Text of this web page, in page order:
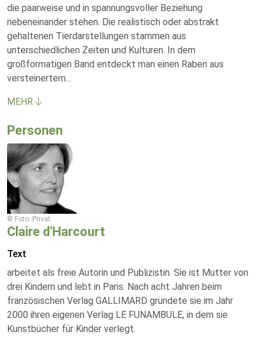
die paarweise und in spannungsvoller Beziehung
nebeneinander stehen. Die realistisch oder abstrakt
gehaltenen Tierdarstellungen stammen aus
unterschiedlichen Zeiten und Kulturen. In dem
großformatigen Band entdeckt man einen Raben aus
versteinertem...
MEHR
Personen
© Foto: Privat
Claire d'Harcourt
Text
arbeitet als freie Autorin und Publizistin. Sie ist Mutter von
drei Kindern und lebt in Paris. Nach acht Jahren beim
französischen Verlag GALLIMARD gründete sie im Jahr
2000 ihren eigenen Verlag LE FUNAMBULE, in dem sie
Kunstbücher für Kinder verlegt.